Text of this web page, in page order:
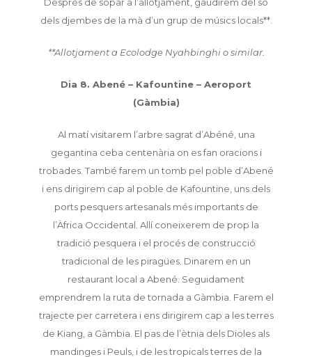
dels djembes de la mà d’un grup de músics locals**.
**Allotjament a Ecolodge Nyahbinghi o similar.
Dia 8. Abené – Kafountine – Aeroport
(Gàmbia)
Al matí visitarem l’arbre sagrat d’Abéné, una
gegantina ceba centenària on es fan oracions i
trobades. També farem un tomb pel poble d’Abené
i ens dirigirem cap al poble de Kafountine, uns dels
ports pesquers artesanals més importants de
l’Àfrica Occidental. Allí coneixerem de prop la
tradició pesquera i el procés de construcció
tradicional de les piragües. Dinarem en un
restaurant local a Abené. Seguidament
emprendrem la ruta de tornada a Gàmbia. Farem el
trajecte per carretera i ens dirigirem cap a les terres
de Kiang, a Gàmbia. El pas de l’ètnia dels Dioles als
mandinges i Peuls, i de les tropicals terres de la